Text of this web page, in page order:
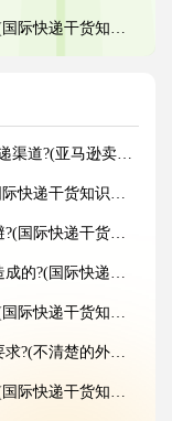
递干货知识分享)
亚马逊卖家必看篇)
递干货知识分享)
递干货知识分享)
快递干货知识分享)
递干货知识分享)
楚的外贸人看过来)
递干货知识分享)